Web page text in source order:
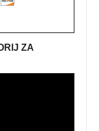
ZA